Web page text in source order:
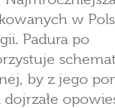
w
Padura po
by z jego